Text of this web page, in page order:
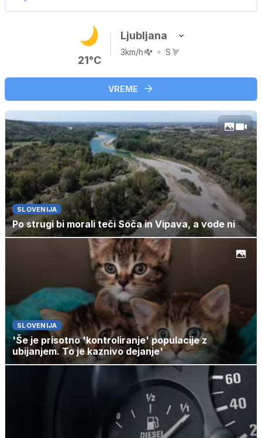
21°C
Ljubljana
3km/h S
VREME
SLOVENIJA
Po strugi bi morali teči Soča in Vipava, a vode ni
SLOVENIJA
'Še je prisotno 'kontroliranje' populacije z
ubijanjem. To je kaznivo dejanje'